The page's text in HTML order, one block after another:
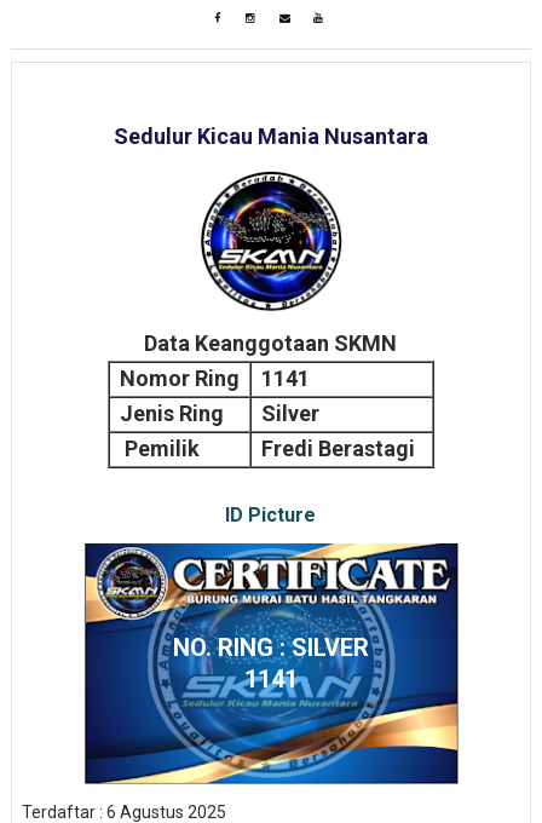
Sedulur Kicau Mania Nusantara
Data Keanggotaan SKMN
Nomor Ring
1141
Jenis Ring
Silver
Pemilik
Fredi Berastagi
ID Picture
NO. RING : SILVER
1141
Terdaftar : 6 Agustus 2025